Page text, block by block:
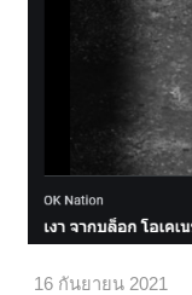
16 กันยายน 2021